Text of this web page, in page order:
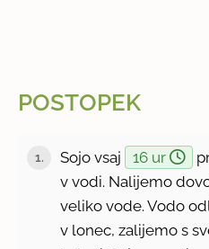
POSTOPEK
1. Sojo vsaj 16 ur
v vodi. Nalijemo
veliko vode. Vodo
v lonec, zalijemo s